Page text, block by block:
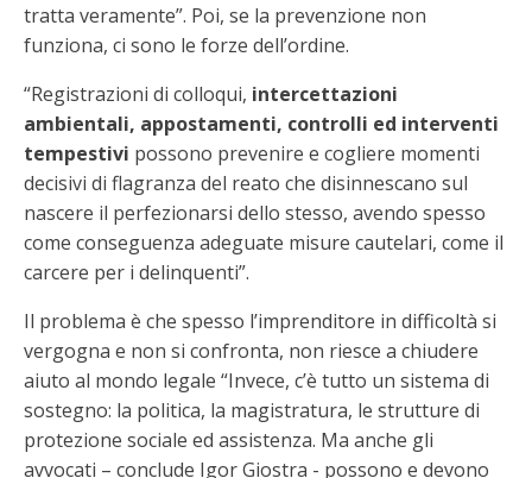
tratta veramente”. Poi, se la prevenzione non
funziona, ci sono le forze dell’ordine.
“Registrazioni di colloqui, intercettazioni
ambientali, appostamenti, controlli ed interventi
tempestivi possono prevenire e cogliere momenti
decisivi di flagranza del reato che disinnescano sul
nascere il perfezionarsi dello stesso, avendo spesso
come conseguenza adeguate misure cautelari, come il
carcere per i delinquenti”.
Il problema è che spesso l’imprenditore in difficoltà si
vergogna e non si confronta, non riesce a chiudere
aiuto al mondo legale “Invece, c’è tutto un sistema di
sostegno: la politica, la magistratura, le strutture di
protezione sociale ed assistenza. Ma anche gli
avvocati – conclude Igor Giostra - possono e devono